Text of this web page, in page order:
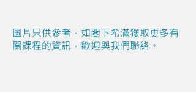
圖片只供參考，如閣下希滿獲取更多有
關課程的資訊，歡迎與我們聯絡。